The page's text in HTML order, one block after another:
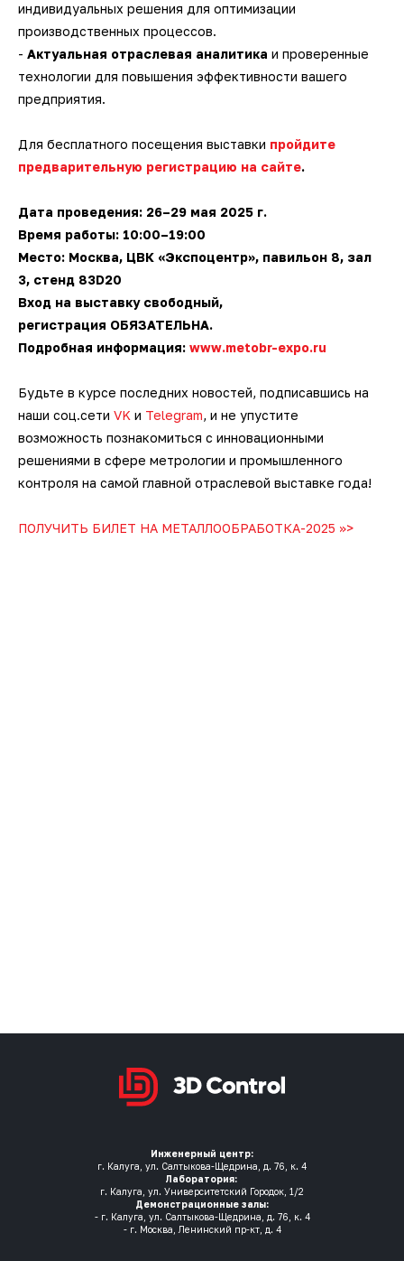
индивидуальных решения для оптимизации
производственных процессов.
- Актуальная отраслевая аналитика и проверенные
технологии для повышения эффективности вашего
предприятия.
Для бесплатного посещения выставки пройдите
предварительную регистрацию на сайте.
Дата проведения: 26–29 мая 2025 г.
Время работы: 10:00–19:00
Место: Москва, ЦВК «Экспоцентр», павильон 8, зал
3, стенд 83D20
Вход на выставку свободный,
регистрация ОБЯЗАТЕЛЬНА.
Подробная информация: www.metobr-expo.ru
Будьте в курсе последних новостей, подписавшись на
наши соц.сети VK и Telegram, и не упустите
возможность познакомиться с инновационными
решениями в сфере метрологии и промышленного
контроля на самой главной отраслевой выставке года!
ПОЛУЧИТЬ БИЛЕТ НА МЕТАЛЛООБРАБОТКА-2025 >>>
Инженерный центр:
г. Калуга, ул. Салтыкова-Щедрина, д. 76, к. 4
Лаборатория:
г. Калуга, ул. Университетский Городок, 1/2
Демонстрационные залы:
- г. Калуга, ул. Салтыкова-Щедрина, д. 76, к. 4
- г. Москва, Ленинский пр-кт, д. 4